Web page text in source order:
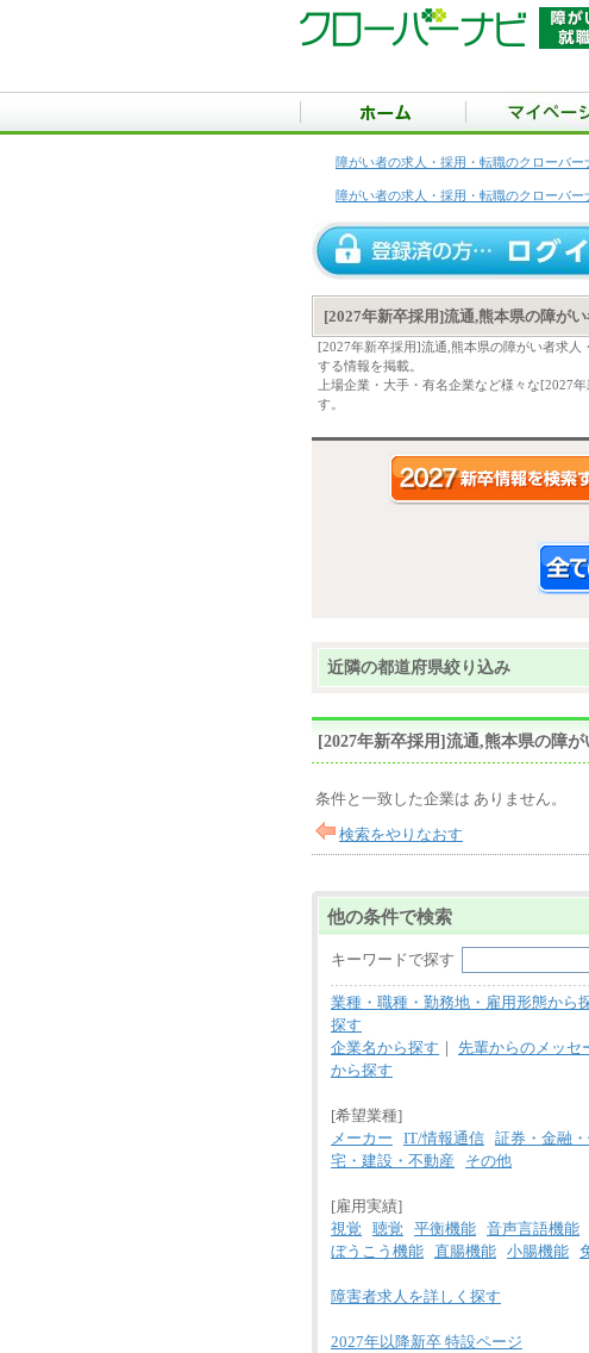
障がい者の求人・採用・転職のクローバー
障がい者の求人・採用・転職のクローバー
[2027年新卒採用]流通,熊本県の障が
[2027年新卒採用]流通,熊本県の障がい者求
する情報を掲載。
上場企業・大手・有名企業など様々な[2027
す。
近隣の都道府県絞り込み
[2027年新卒採用]流通,熊本県の障
条件と一致した企業は ありません。
検索をやりなおす
他の条件で検索
キーワードで探す
業種・職種・勤務地・雇用形態から
探す
企業名から探す ｜ 先輩からのメッセ
から探す
[希望業種]
メーカー
IT/情報通信 証券・金融
宅・建設・不動産
その他
[雇用実績]
視覚
聴覚 平衡機能 音声言語機能
ぼうこう機能 直腸機能 小腸機能
障害者求人を詳しく探す
2027年以降新卒 特設ページ